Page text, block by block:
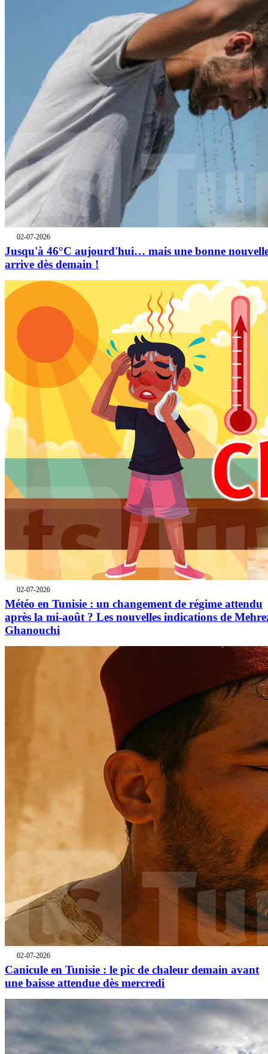
02-07-2026
Jusqu'à 46°C aujourd'hui… mais une bonne
arrive dès demain !
02-07-2026
Météo en Tunisie : un changement de régime attendu
après la mi-août ? Les nouvelles indications de
Ghanouchi
02-07-2026
Canicule en Tunisie : le pic de chaleur demain avant
une baisse attendue dès mercredi